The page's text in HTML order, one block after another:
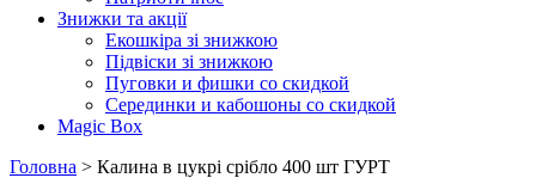
Знижки та акції
Екошкіра зі знижкою
Підвіски зі знижкою
Пуговки и фишки со скидкой
Серединки и кабошоны со скидкой
Magic Box
Головна > Калина в цукрі срібло 400 шт ГУРТ